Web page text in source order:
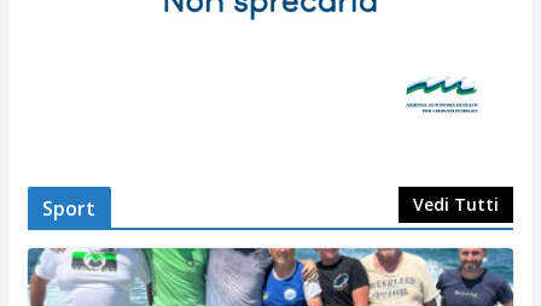
Sport Vedi Tutti